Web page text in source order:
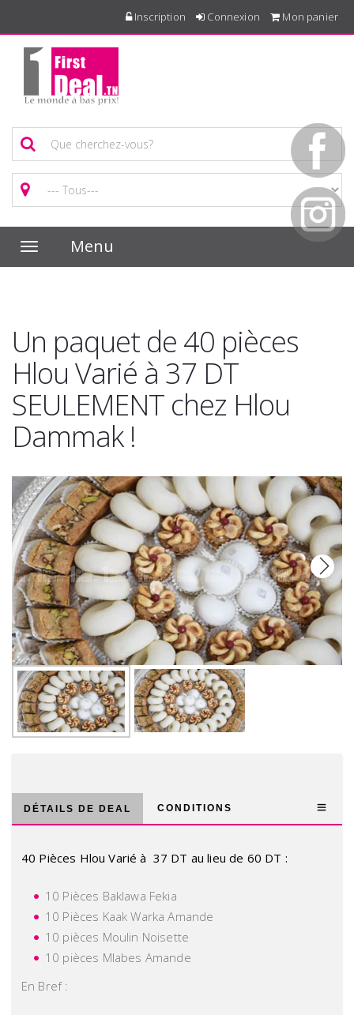
Inscription Connexion Mon panier
Toggle
navigation
Menu
Un paquet de 40 pièces
Hlou Varié à 37 DT
SEULEMENT chez Hlou
Dammak !
Next
DÉTAILS DE DEAL CONDITIONS
40 Pièces Hlou Varié à 37 DT au lieu de 60 DT :
10 Pièces Baklawa Fekia
10 Pièces Kaak Warka Amande
10 pièces Moulin Noisette
10 pièces Mlabes Amande
En Bref :